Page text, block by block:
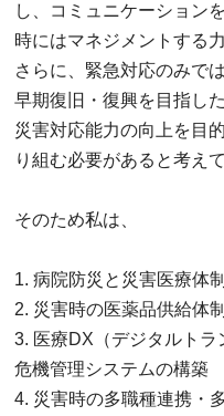
し、コミュニケーション
時にはマネジメントする
さらに、緊急対応のみで
早期復旧・復興を目指し
災害対応能力の向上を目
り組む必要があると考え
そのため私は、
1. 病院防災と災害医療体
2. 災害時の医薬品供給体
3. 医療DX（デジタルト
危機管理システムの構築
4. 災害時の多職種連携・